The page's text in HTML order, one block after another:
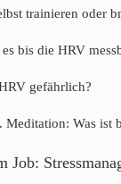
trainieren oder
bis die HRV
gefährlich?
Was ist
Job: